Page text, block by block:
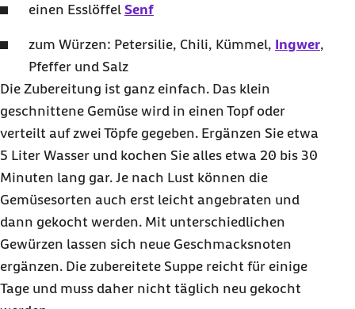
einen Esslöffel Senf
zum Würzen: Petersilie, Chili, Kümmel, Ingwer,
Pfeffer und Salz
Die Zubereitung ist ganz einfach. Das klein
geschnittene Gemüse wird in einen Topf oder
verteilt auf zwei Töpfe gegeben. Ergänzen Sie etwa
5 Liter Wasser und kochen Sie alles etwa 20 bis 30
Minuten lang gar. Je nach Lust können die
Gemüsesorten auch erst leicht angebraten und
dann gekocht werden. Mit unterschiedlichen
Gewürzen lassen sich neue Geschmacksnoten
ergänzen. Die zubereitete Suppe reicht für einige
Tage und muss daher nicht täglich neu gekocht